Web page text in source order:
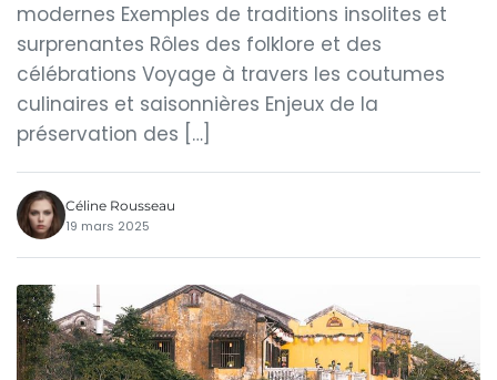
modernes Exemples de traditions insolites et
surprenantes Rôles des folklore et des
célébrations Voyage à travers les coutumes
culinaires et saisonnières Enjeux de la
préservation des […]
Céline Rousseau
19 mars 2025